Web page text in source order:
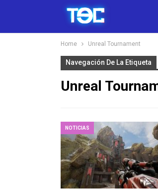
Home Unreal Tournament
Navegación De La Etiqueta
Unreal
NOTICIAS